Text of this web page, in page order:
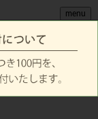
menu